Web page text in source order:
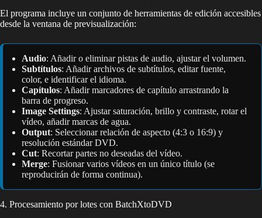
El programa incluye un conjunto de herramientas de edición accesibles
desde la ventana de previsualización:
Audio: Añadir o eliminar pistas de audio, ajustar el volumen.
Subtítulos: Añadir archivos de subtítulos, editar fuente,
color, e identificar el idioma.
Capítulos: Añadir marcadores de capítulo arrastrando la
barra de progreso.
Image Settings: Ajustar saturación, brillo y contraste, rotar el
vídeo, añadir marcas de agua.
Output: Seleccionar relación de aspecto (4:3 o 16:9) y
resolución estándar DVD.
Cut: Recortar partes no deseadas del vídeo.
Merge: Fusionar varios vídeos en un único título (se
reproducirán de forma continua).
4. Procesamiento por lotes con BatchXtoDVD